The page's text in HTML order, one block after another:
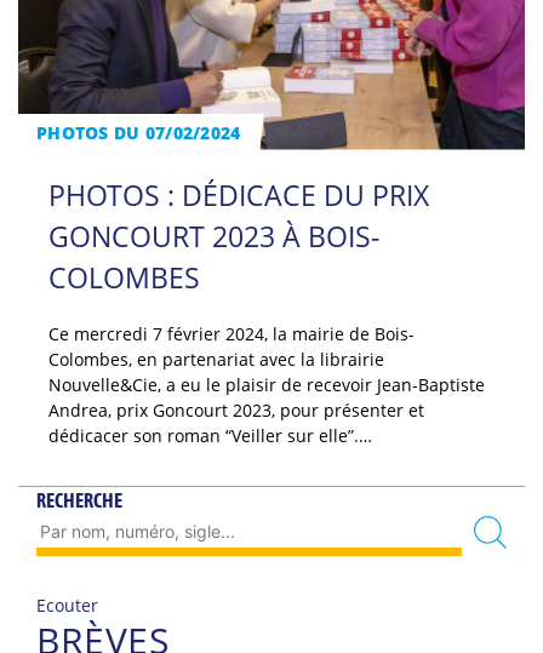
PHOTOS DU 07/02/2024
PHOTOS : DÉDICACE DU PRIX
GONCOURT 2023 À BOIS-
COLOMBES
Ce mercredi 7 février 2024, la mairie de Bois-
Colombes, en partenariat avec la librairie
Nouvelle&Cie, a eu le plaisir de recevoir Jean-Baptiste
Andrea, prix Goncourt 2023, pour présenter et
dédicacer son roman “Veiller sur elle”.…
RECHERCHE
Ecouter
BRÈVES